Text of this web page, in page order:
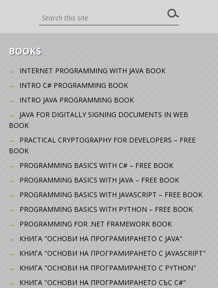
BOOKS
INTERNET PROGRAMMING WITH JAVA BOOK
INTRO C# PROGRAMMING BOOK
INTRO JAVA PROGRAMMING BOOK
JAVA FOR DIGITALLY SIGNING DOCUMENTS IN WEB
BOOK
PRACTICAL CRYPTOGRAPHY FOR DEVELOPERS – FREE
BOOK
PROGRAMMING BASICS WITH C# – FREE BOOK
PROGRAMMING BASICS WITH JAVA – FREE BOOK
PROGRAMMING BASICS WITH JAVASCRIPT – FREE BOOK
PROGRAMMING BASICS WITH PYTHON – FREE BOOK
PROGRAMMING FOR .NET FRAMEWORK BOOK
КНИГА "ОСНОВИ НА ПРОГРАМИРАНЕТО С JAVA"
КНИГА "ОСНОВИ НА ПРОГРАМИРАНЕТО С JAVASCRIPT"
КНИГА "ОСНОВИ НА ПРОГРАМИРАНЕТО С PYTHON"
КНИГА "ОСНОВИ НА ПРОГРАМИРАНЕТО СЪС C#"